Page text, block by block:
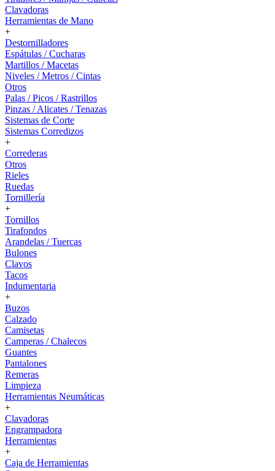
Clavadoras
Herramientas de Mano
+
Destornilladores
Espátulas / Cucharas
Martillos / Macetas
Niveles / Metros / Cintas
Otros
Palas / Picos / Rastrillos
Pinzas / Alicates / Tenazas
Sistemas de Corte
Sistemas Corredizos
+
Correderas
Otros
Rieles
Ruedas
Tornillería
+
Tornillos
Tirafondos
Arandelas / Tuercas
Bulones
Clavos
Tacos
Indumentaria
+
Buzos
Calzado
Camisetas
Camperas / Chalecos
Guantes
Pantalones
Remeras
Limpieza
Herramientas Neumáticas
+
Clavadoras
Engrampadora
Herramientas
+
Caja de Herramientas